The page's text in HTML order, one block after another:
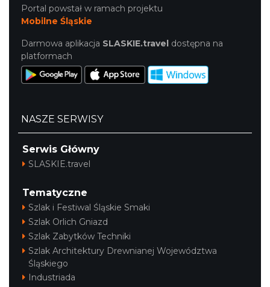
Portal powstał w ramach projektu
Mobilne Śląskie
Darmowa aplikacja SLASKIE.travel dostępna na
platformach
NASZE SERWISY
Serwis Główny
SLASKIE.travel
Tematyczne
Szlak i Festiwal Śląskie Smaki
Szlak Orlich Gniazd
Szlak Zabytków Techniki
Szlak Architektury Drewnianej Województwa
Śląskiego
Industriada